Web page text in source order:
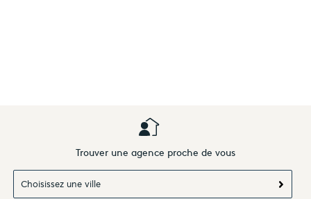
Trouver une agence proche de vous
Choisissez une ville